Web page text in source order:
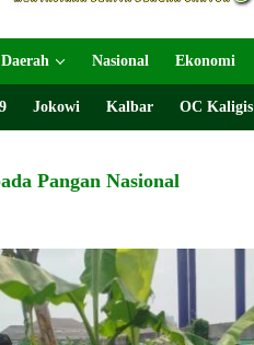
Daerah Nasional Ekonomi
Jokowi Kalbar OC Kaligis
Pangan Nasional